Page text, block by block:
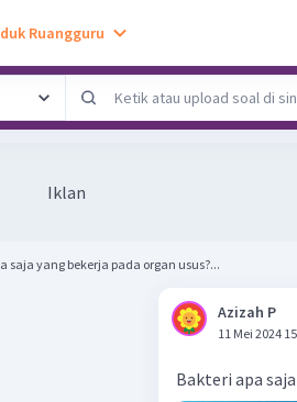
Ruangguru
Iklan
saja yang bekerja pada organ usus?...
Azizah P
11 Mei 2024
Bakteri apa